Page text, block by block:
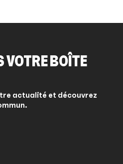
BOÎTE
actualité et découvrez